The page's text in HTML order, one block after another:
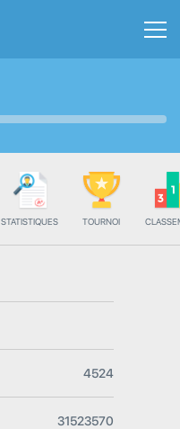
STATISTIQUES TOURNOI
4524
31523570